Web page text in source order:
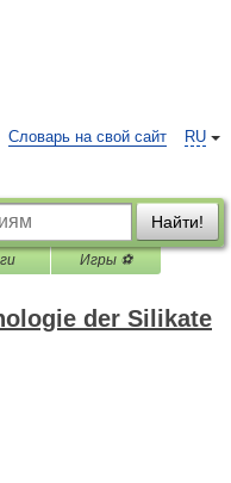
RU
Словарь на свой сайт
Найти!
Игры ⚽
der Silikate